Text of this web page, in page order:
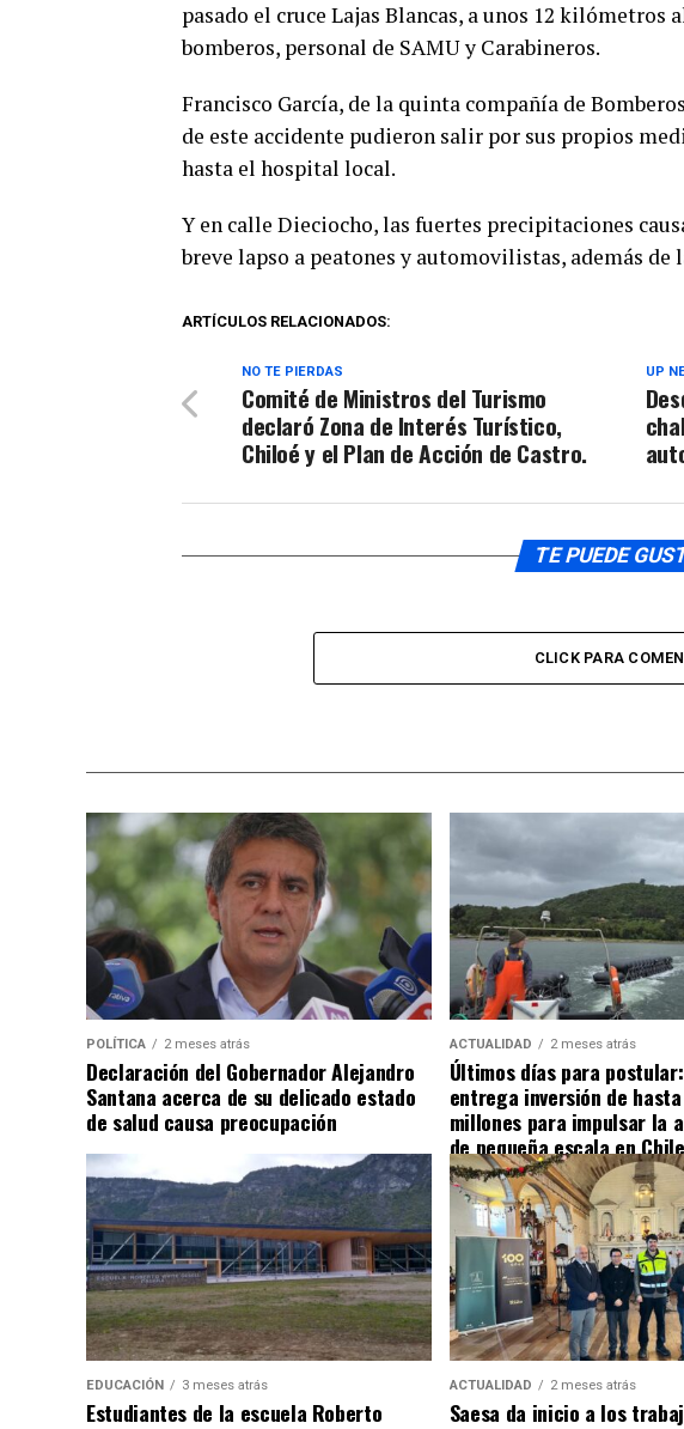
pasado el cruce Lajas Blancas, a unos 12
bomberos, personal de SAMU y Carabineros.
Francisco García, de la quinta compañía de
de este accidente pudieron salir por sus propios
hasta el hospital local.
Y en calle Dieciocho, las fuertes precipitaciones
breve lapso a peatones y automovilistas, además
ARTÍCULOS RELACIONADOS:
UP
NO TE PIERDAS
Comité de Ministros del Turismo
declaró Zona de Interés Turístico,
Chiloé y el Plan de Acción de Castro.
TE PUEDE
CLICK PARA
POLÍTICA 2 meses atrás
Declaración del Gobernador Alejandro
Santana acerca de su delicado estado
de salud causa preocupación
ACTUALIDAD 2 meses atrás
Últimos días para
entrega inversión de
millones para impulsar la
de pequeña escala en Chile
EDUCACIÓN 3 meses atrás
Estudiantes de la escuela Roberto
ACTUALIDAD 2 meses atrás
Saesa da inicio a los